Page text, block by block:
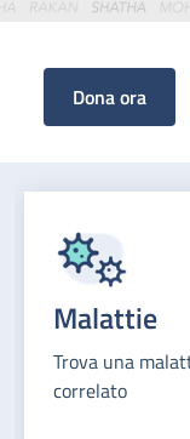
Malattie
Trova una
correlato